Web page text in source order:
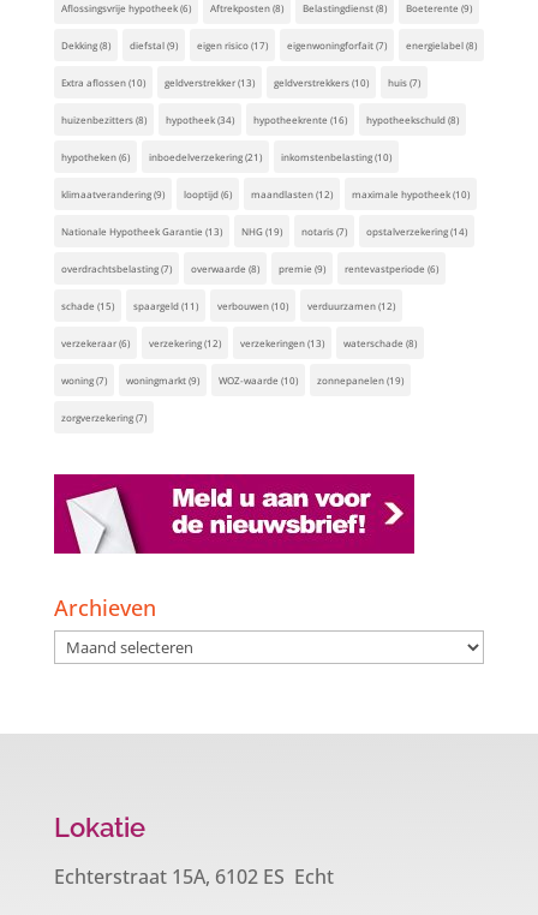
Aflossingsvrije hypotheek(6) Aftrekposten(8) Belastingdienst(8) Boeterente (9)
Dekking(8) diefstal(9) eigen risico(17) eigenwoningforfait(7) energielabel(8)
Extra aflossen(10) geldverstrekker(13) geldverstrekkers(10) huis(7)
huizenbezitters(8) hypotheek(34) hypotheekrente (16) hypotheekschuld(8)
hypotheken(6) inboedelverzekering(21) inkomstenbelasting(10)
klimaatverandering(9) looptijd(6) maandlasten(12) maximale hypotheek(10)
Nationale Hypotheek Garantie (13) NHG(19) notaris(7) opstalverzekering(14)
overdrachtsbelasting(7) overwaarde (8) premie (9) rentevastperiode (6)
schade (15) spaargeld(11) verbouwen(10) verduurzamen(12)
verzekeraar(6) verzekering(12) verzekeringen(13) waterschade (8)
woning(7) woningmarkt(9) WOZ-waarde (10) zonnepanelen(19)
zorgverzekering(7)
Archieven
Archieven
Lokatie
Echterstraat 15A, 6102 ES Echt